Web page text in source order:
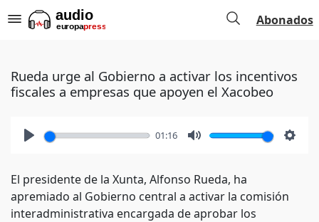
Abonados
Rueda urge al Gobierno a activar los incentivos
fiscales a empresas que apoyen el Xacobeo
01:16
El presidente de la Xunta, Alfonso Rueda, ha
apremiado al Gobierno central a activar la comisión
interadministrativa encargada de aprobar los